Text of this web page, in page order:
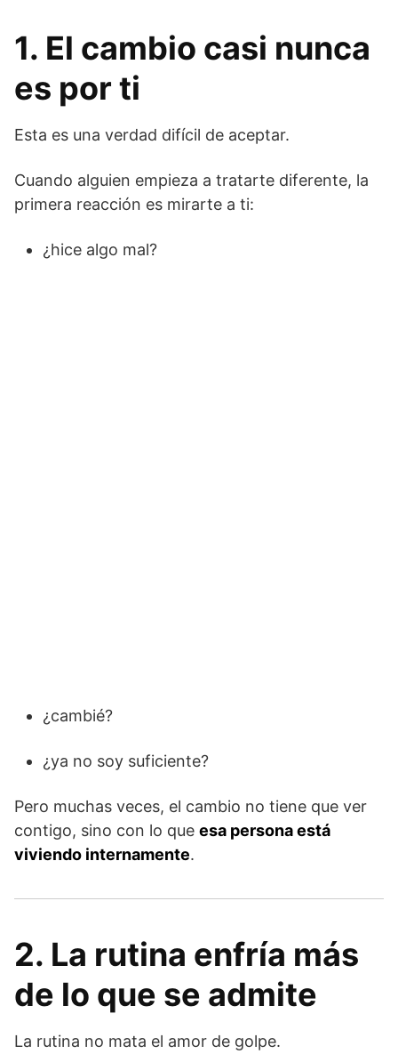
1. El cambio casi nunca
es por ti
Esta es una verdad difícil de aceptar.
Cuando alguien empieza a tratarte diferente, la
primera reacción es mirarte a ti:
¿hice algo mal?
¿cambié?
¿ya no soy suficiente?
Pero muchas veces, el cambio no tiene que ver
contigo, sino con lo que esa persona está
viviendo internamente.
2. La rutina enfría más
de lo que se admite
La rutina no mata el amor de golpe.